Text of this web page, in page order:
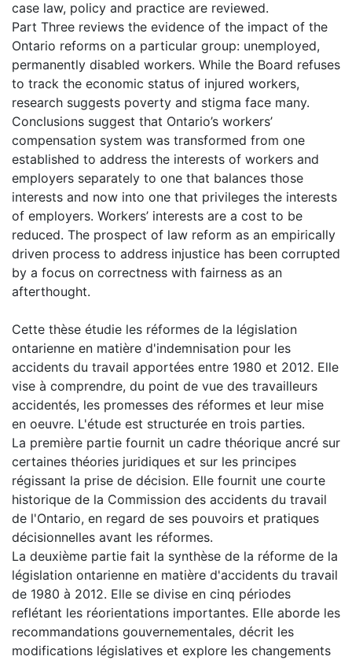
case law, policy and practice are reviewed.
Part Three reviews the evidence of the impact of the
Ontario reforms on a particular group: unemployed,
permanently disabled workers. While the Board refuses
to track the economic status of injured workers,
research suggests poverty and stigma face many.
Conclusions suggest that Ontario’s workers’
compensation system was transformed from one
established to address the interests of workers and
employers separately to one that balances those
interests and now into one that privileges the interests
of employers. Workers’ interests are a cost to be
reduced. The prospect of law reform as an empirically
driven process to address injustice has been corrupted
by a focus on correctness with fairness as an
afterthought.
Cette thèse étudie les réformes de la législation
ontarienne en matière d'indemnisation pour les
accidents du travail apportées entre 1980 et 2012. Elle
vise à comprendre, du point de vue des travailleurs
accidentés, les promesses des réformes et leur mise
en oeuvre. L'étude est structurée en trois parties.
La première partie fournit un cadre théorique ancré sur
certaines théories juridiques et sur les principes
régissant la prise de décision. Elle fournit une courte
historique de la Commission des accidents du travail
de l'Ontario, en regard de ses pouvoirs et pratiques
décisionnelles avant les réformes.
La deuxième partie fait la synthèse de la réforme de la
législation ontarienne en matière d'accidents du travail
de 1980 à 2012. Elle se divise en cinq périodes
reflétant les réorientations importantes. Elle aborde les
recommandations gouvernementales, décrit les
modifications législatives et explore les changements